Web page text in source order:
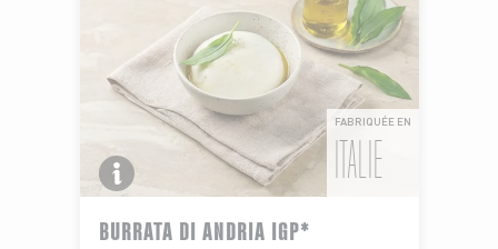
FABRIQUÉE EN
ITALIE
BURRATA DI ANDRIA IGP*